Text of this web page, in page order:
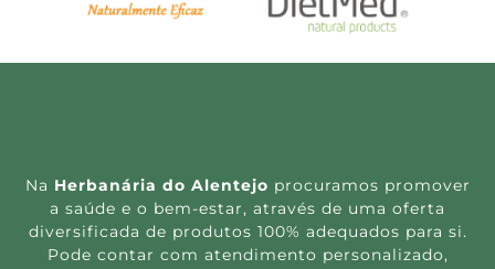
Na Herbanária do Alentejo procuramos promover
a saúde e o bem-estar, através de uma oferta
diversificada de produtos 100% adequados para si.
Pode contar com atendimento personalizado,